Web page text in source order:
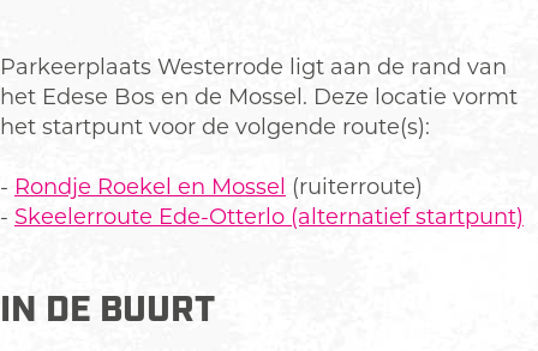
r
k
e
r
p
a
P
a
r
e
e
Parkeerplaats Westerrode ligt aan de rand van
het Edese Bos en de Mossel. Deze locatie vormt
het startpunt voor de volgende route(s):
- Rondje Roekel en Mossel (ruiterroute)
- Skeelerroute Ede-Otterlo (alternatief startpunt)
IN DE BUURT